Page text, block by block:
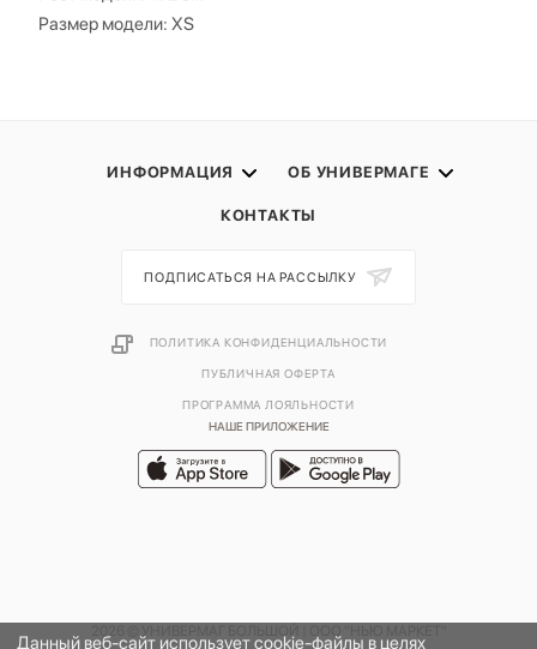
Размер модели: XS
ИНФОРМАЦИЯ ОБ УНИВЕРМАГЕ
КОНТАКТЫ
НАШЕ ПРИЛОЖЕНИЕ
ПОДПИСАТЬСЯ НА РАССЫЛКУ
ПОЛИТИКА КОНФИДЕНЦИАЛЬНОСТИ
ПУБЛИЧНАЯ ОФЕРТА
ПРОГРАММА ЛОЯЛЬНОСТИ
Данный веб-сайт использует cookie-файлы в целях